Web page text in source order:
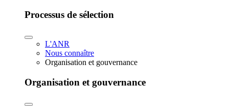
Processus de sélection
L'ANR
Nous connaître
Organisation et gouvernance
Organisation et gouvernance